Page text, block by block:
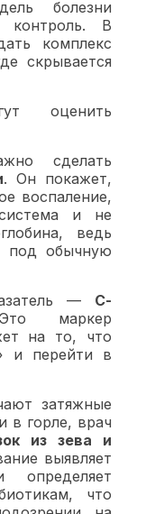
болезни
контроль. В
комплекс
скрывается
оценить
сделать
. Он покажет,
воспаление,
и не
ведь
под обычную
— С-
маркер
на то, что
и перейти в
затяжные
в горле, врач
из зева и
выявляет
определяет
что